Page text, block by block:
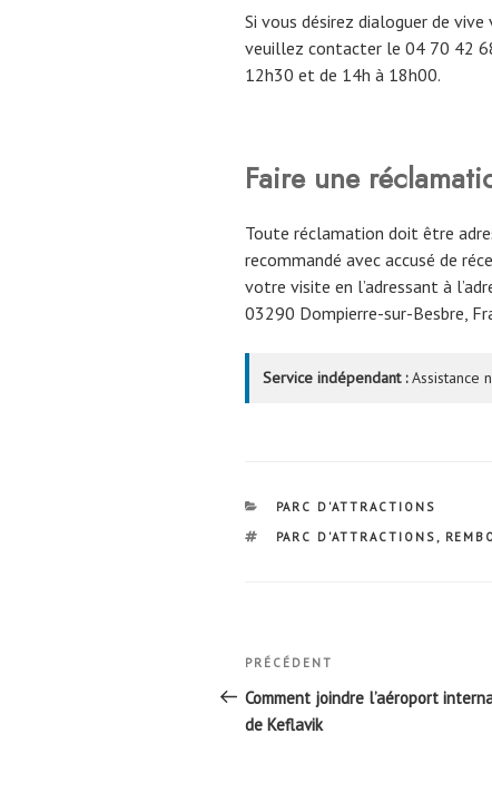
Si vous désirez dialoguer de
veuillez contacter le 04 70 42
12h30 et de 14h à 18h00.
Faire une
Toute réclamation doit être
recommandé avec accusé de
votre visite en l’adressant à
03290 Dompierre-sur-Besbre,
Service indépendant :Assistance
CATÉGORIES
PARC D'ATTRACTIONS
ÉTIQUETTES
PARC D'ATTRACTIONS,
Navigation
de
l’article
Article
précédent
PRÉCÉDENT
Comment joindre l’aéroport
de Keflavik